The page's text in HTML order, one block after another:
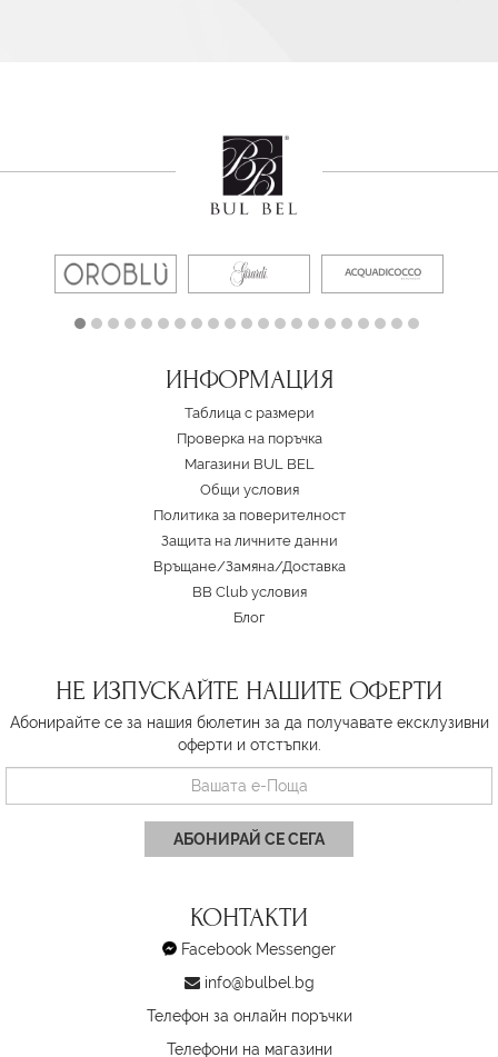
ИНФОРМАЦИЯ
Таблица с размери
Проверка на поръчка
Магазини BUL BEL
Oбщи условия
Политика за поверителност
Защита на личните данни
Връщане/Замяна/Доставка
BB Club условия
Блог
НЕ ИЗПУСКАЙТЕ НАШИТЕ ОФЕРТИ
Абонирайте се за нашия бюлетин за да получавате ексклузивни
оферти и отстъпки.
АБОНИРАЙ СЕ СЕГА
КОНТАКТИ
Facebook Messenger
info@bulbel.bg
Телефон за онлайн поръчки
Телефони на магазини